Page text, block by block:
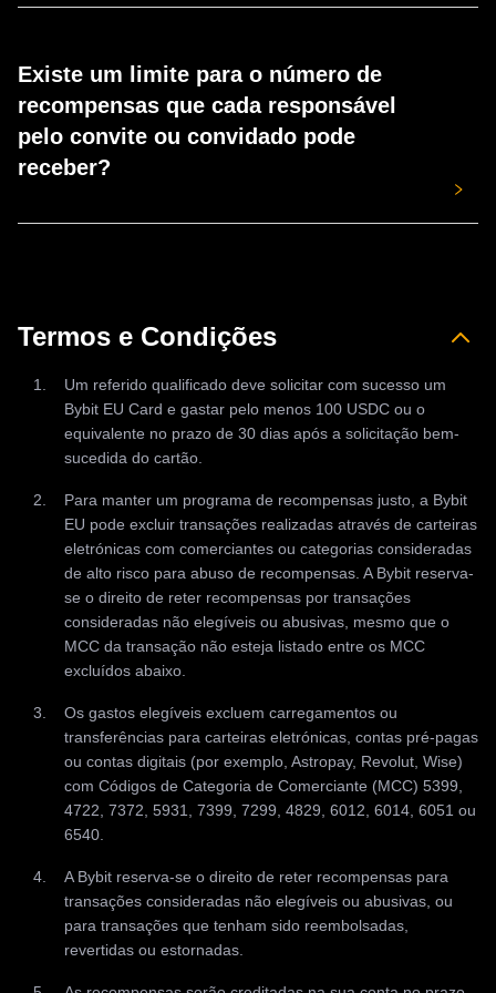
reclamar a sua recompensa no Rewards Hub.
Existe um limite para o número de
recompensas que cada responsável
pelo convite ou convidado pode
receber?
Termos e Condições
Um referido qualificado deve solicitar com sucesso um
Bybit EU Card e gastar pelo menos 100 USDC ou o
equivalente no prazo de 30 dias após a solicitação bem-
sucedida do cartão.
Para manter um programa de recompensas justo, a Bybit
EU pode excluir transações realizadas através de carteiras
eletrónicas com comerciantes ou categorias consideradas
de alto risco para abuso de recompensas. A Bybit reserva-
se o direito de reter recompensas por transações
consideradas não elegíveis ou abusivas, mesmo que o
MCC da transação não esteja listado entre os MCC
excluídos abaixo.
Os gastos elegíveis excluem carregamentos ou
transferências para carteiras eletrónicas, contas pré-pagas
ou contas digitais (por exemplo, Astropay, Revolut, Wise)
com Códigos de Categoria de Comerciante (MCC) 5399,
4722, 7372, 5931, 7399, 7299, 4829, 6012, 6014, 6051 ou
6540.
A Bybit reserva-se o direito de reter recompensas para
transações consideradas não elegíveis ou abusivas, ou
para transações que tenham sido reembolsadas,
revertidas ou estornadas.